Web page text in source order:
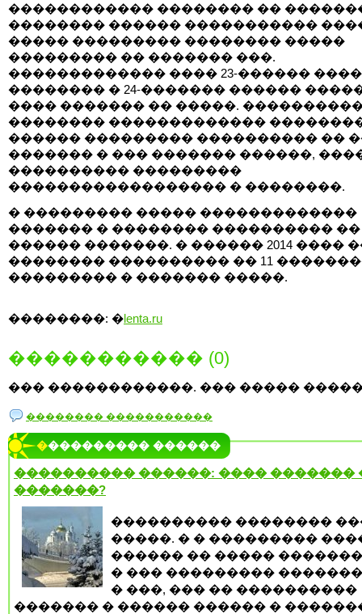
������������ �������� ��
�������� ������ �����������
����� ��������� �������� �����
��������� �� ������� ���.
������������� ���� 23-������
�������� � 24-������� ������
���� ������� �� �����.
�������� �������������
������ ��������� ���������� ��
������� � ��� ������� ������,
���������� ���������
������������������ � ��������.
� ��������� ����� �������������
������� � �������� ���������� ��
������ �������. � ������ 2014 ����
�������� ���������� �� 11
��������� � ������� �����.
��������: �lenta.ru
����������� (0)
��� ������������. ��� �����
�������� �����������
���������� ������
���������� ������: ���� �������
�������?
���������� ��������
�����. � � ���������
������ �� �����
� ��� ���������
� ���, ��� �� ����������
������� � ������ ������ �